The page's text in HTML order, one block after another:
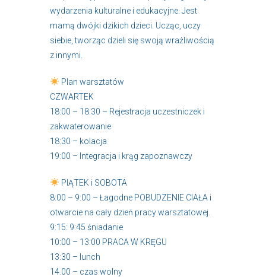
wydarzenia kulturalne i edukacyjne. Jest
mamą dwójki dzikich dzieci. Ucząc, uczy
siebie, tworząc dzieli się swoją wrażliwością
z innymi.
Plan warsztatów
CZWARTEK
18:00 – 18:30 – Rejestracja uczestniczek i
zakwaterowanie
18:30 – kolacja
19:00 – Integracja i krąg zapoznawczy
PIĄTEK i SOBOTA
8:00 – 9:00 – Łagodne POBUDZENIE CIAŁA i
otwarcie na cały dzień pracy warsztatowej.
9:15: 9:45 śniadanie
10:00 – 13:00 PRACA W KRĘGU
13:30 – lunch
14.00 – czas wolny